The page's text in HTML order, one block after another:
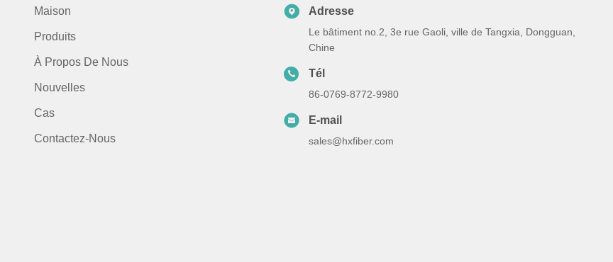
Maison
Produits
À Propos De Nous
Nouvelles
Cas
Contactez-Nous
Adresse
Le bâtiment no.2, 3e rue Gaoli, ville de Tangxia, Dongguan,
Chine
Tél
86-0769-8772-9980
E-mail
sales@hxfiber.com